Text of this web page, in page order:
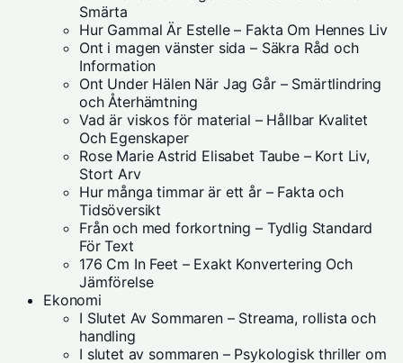
Smärta
Hur Gammal Är Estelle – Fakta Om Hennes Liv
Ont i magen vänster sida – Säkra Råd och
Information
Ont Under Hälen När Jag Går – Smärtlindring
och Återhämtning
Vad är viskos för material – Hållbar Kvalitet
Och Egenskaper
Rose Marie Astrid Elisabet Taube – Kort Liv,
Stort Arv
Hur många timmar är ett år – Fakta och
Tidsöversikt
Från och med forkortning – Tydlig Standard
För Text
176 Cm In Feet – Exakt Konvertering Och
Jämförelse
Ekonomi
I Slutet Av Sommaren – Streama, rollista och
handling
I slutet av sommaren – Psykologisk thriller om